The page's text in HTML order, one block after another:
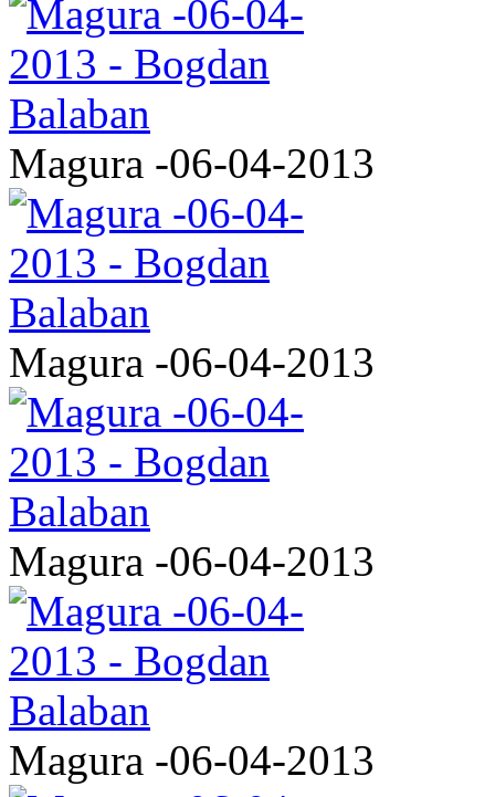
Magura -06-04-2013
Magura -06-04-2013
Magura -06-04-2013
Magura -06-04-2013